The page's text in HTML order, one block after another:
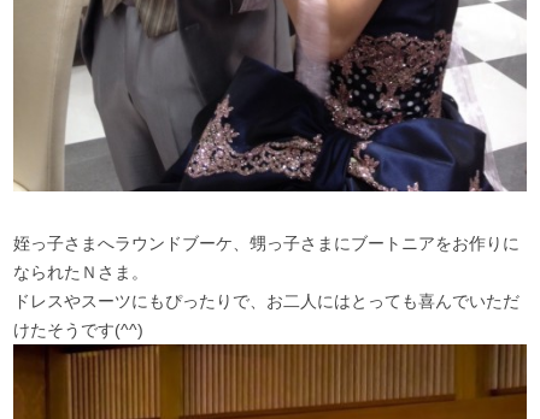
姪っ子さまへラウンドブーケ、甥っ子さまにブートニアをお作りに
なられたＮさま。
ドレスやスーツにもぴったりで、お二人にはとっても喜んでいただ
けたそうです(^^)